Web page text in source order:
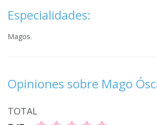
Especialidades:
Magos.
Opiniones sobre Mago
TOTAL